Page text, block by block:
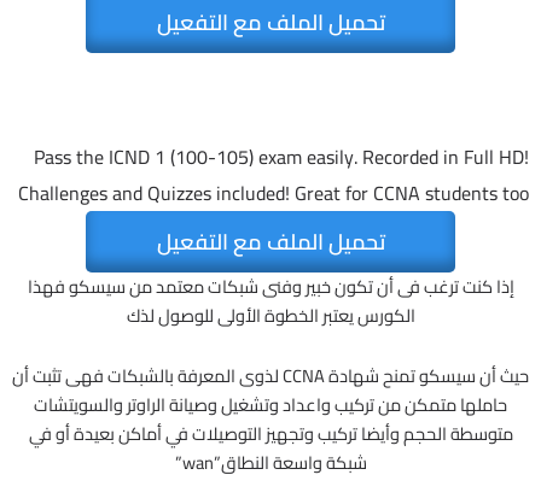
تحميل الملف مع التفعيل
Pass the ICND 1 (100-105) exam easily. Recorded in Full HD!
Challenges and Quizzes included! Great for CCNA students too
تحميل الملف مع التفعيل
إذا كنت ترغب فى أن تكون خبير وفنى شبكات معتمد من سيسكو فهذا
الكورس يعتبر الخطوة الأولى للوصول لذك
حيث أن سيسكو تمنح شهادة CCNA لذوى المعرفة بالشبكات فهى تثبت أن
حاملها متمكن من تركيب واعداد وتشغيل وصيانة الراوتر والسويتشات
متوسطة الحجم وأيضا تركيب وتجهيز التوصيلات في أماكن بعيدة أو في
شبكة واسعة النطاق”wan”